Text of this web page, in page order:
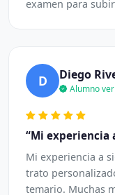
examen para
D Diego
Alumno
“Mi experiencia
Mi experiencia a
trato
temario. Muchas